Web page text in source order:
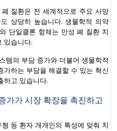
폐 질환은 전 세계적으로 주요 사망
상당히 높습니다. 생물학적 의약
단일클론 항체는 만성 폐 질환 치
있습니다.
템의 부담 증가와 더불어 생물학적
하는 부담을 해결할 수 있는 혁신
하고 있습니다.
가가 시장 확장을 촉진하고
등 환자 개개인의 특성에 맞춰 치